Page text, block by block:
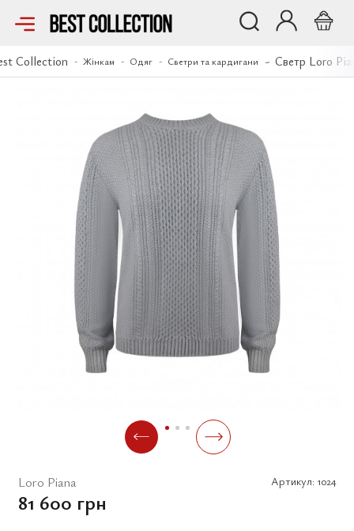
Collection Жінкам Одяг Светри та кардигани Светр Loro
Светр Loro Piana
Loro Piana Артикул: 1024
81 600 грн